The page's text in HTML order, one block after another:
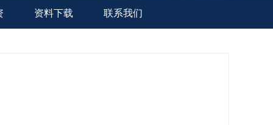
资料下载 联系我们